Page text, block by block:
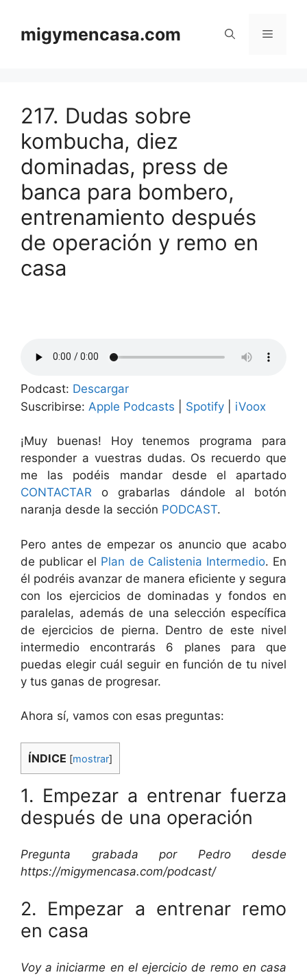
contenido
migymencasa.com Menú
217. Dudas sobre
kombucha, diez
dominadas, press de
banca para bombero,
entrenamiento después
de operación y remo en
casa
Podcast: Descargar
Suscribirse: Apple Podcasts Spotify iVoox
¡Muy buenas! Hoy tenemos programa para
responder a vuestras dudas. Os recuerdo que
me las podéis mandar desde el apartado
CONTACTAR o grabarlas dándole al botón
naranja desde la sección PODCAST.
Pero antes de empezar os anuncio que acabo
de publicar el Plan de Calistenia Intermedio. En
él podréis avanzar de manera eficiente y segura
con los ejercicios de dominadas y fondos en
paralelas, además de una selección específica
de ejercicios de pierna. Dentro de este nivel
intermedio encontrarás 6 planes para que
puedas elegir cuál seguir en función de tu nivel
y tus ganas de progresar.
Ahora sí, vamos con esas preguntas:
ÍNDICE [mostrar]
1. Empezar a entrenar fuerza
después de una operación
Pregunta grabada por Pedro desde
https://migymencasa.com/podcast/
2. Empezar a entrenar remo
en casa
Voy a iniciarme en el ejercicio de remo en casa